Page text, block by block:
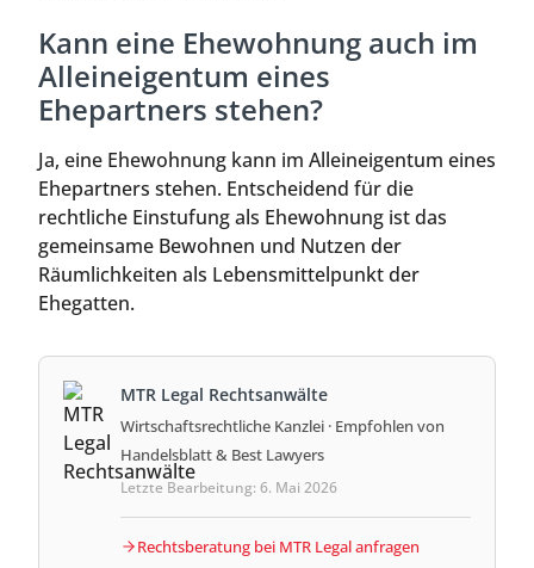
Kann eine Ehewohnung auch im
Alleineigentum eines
Ehepartners stehen?
Ja, eine Ehewohnung kann im Alleineigentum eines
Ehepartners stehen. Entscheidend für die
rechtliche Einstufung als Ehewohnung ist das
gemeinsame Bewohnen und Nutzen der
Räumlichkeiten als Lebensmittelpunkt der
Ehegatten.
MTR Legal Rechtsanwälte
Wirtschaftsrechtliche Kanzlei · Empfohlen von
Handelsblatt & Best Lawyers
Letzte Bearbeitung: 6. Mai 2026
Rechtsberatung bei MTR Legal anfragen